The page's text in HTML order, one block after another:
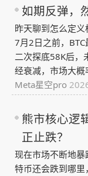
如期反弹，
昨天聊到怎么定义
7月2日之前，
二次探底58K后，
经衰减，市场大
Meta星空pro
熊市核心逻
正止跌？
现在市场不断地
特币还会跌到哪